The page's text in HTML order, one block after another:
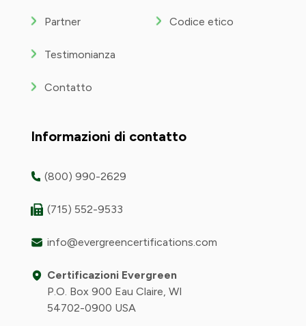
Partner
Testimonianza
Contatto
Codice etico
Informazioni di contatto
(800) 990-2629
(715) 552-9533
info@evergreencertifications.com
Certificazioni Evergreen
P.O. Box 900 Eau Claire, WI
54702-0900 USA